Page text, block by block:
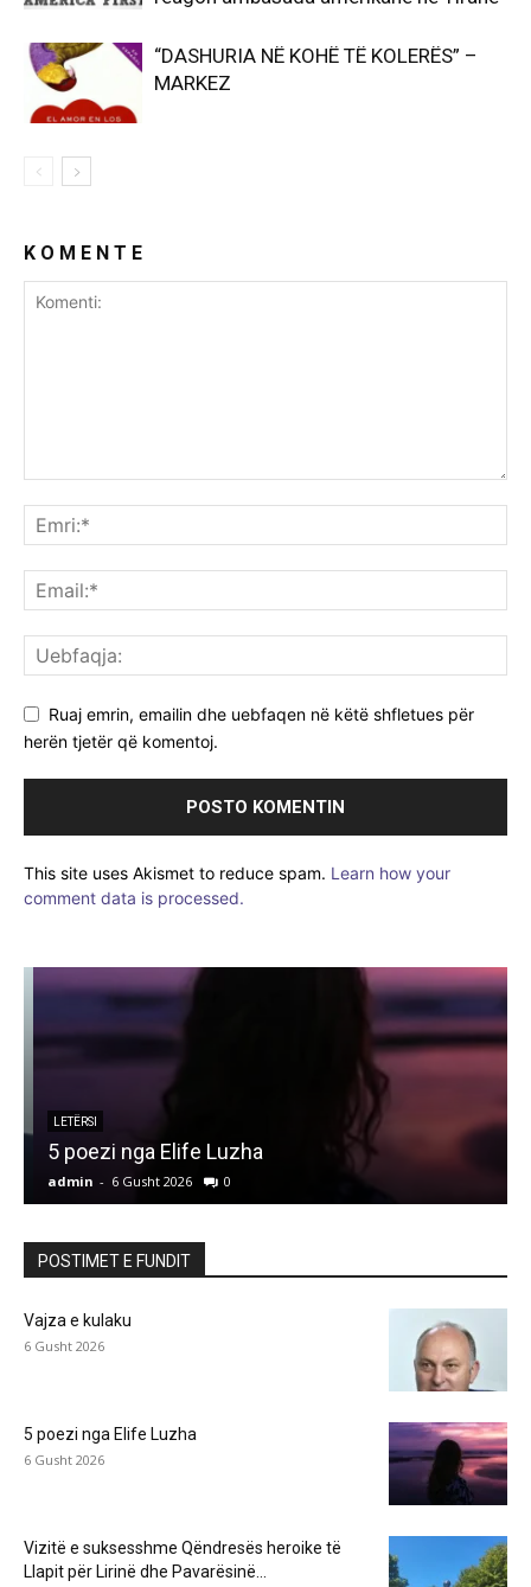
“DASHURIA NË KOHË TË KOLERËS” –
MARKEZ
K O M E N T E
Ruaj emrin, emailin dhe uebfaqen në këtë shfletues për
herën tjetër që komentoj.
This site uses Akismet to reduce spam. Learn how your
comment data is processed.
LETËRSI
5 poezi nga Elife Luzha
admin - 6 Gusht 2026 0
POSTIMET E FUNDIT
Vajza e kulaku
6 Gusht 2026
5 poezi nga Elife Luzha
6 Gusht 2026
Vizitë e suksesshme Qëndresës heroike të
Llapit për Lirinë dhe Pavarësinë...